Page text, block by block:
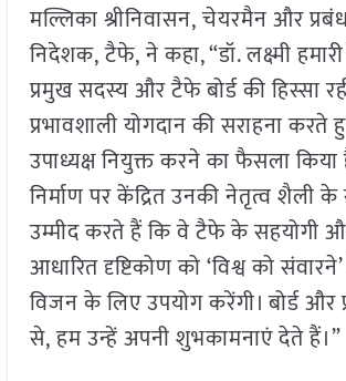
मल्लिका श्रीनिवासन, चेयरमैन और
निदेशक, टैफे, ने कहा, “डॉ. लक्ष्मी
प्रमुख सदस्य और टैफे बोर्ड की हिस्सा
प्रभावशाली योगदान की सराहना करते
उपाध्यक्ष नियुक्त करने का फैसला
निर्माण पर केंद्रित उनकी नेतृत्व शैली
उम्मीद करते हैं कि वे टैफे के सहयोगी
आधारित दृष्टिकोण को ‘विश्व को
विजन के लिए उपयोग करेंगी। बोर्ड
से, हम उन्हें अपनी शुभकामनाएं देते हैं।”